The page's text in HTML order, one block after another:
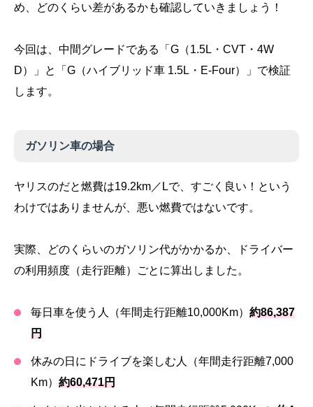
め、どのくらい差があるかも確認していきましょう！
今回は、中間グレードである「G（1.5L・CVT・4W
D）」と「G（ハイブリッド車 1.5L・E-Four）」で検証
します。
ガソリン車の場合
ヤリスのだと燃費は19.2km／Lで、すごく良い！という
わけではありませんが、悪い燃費ではないです。
実際、どのくらいのガソリン代がかかるか、ドライバー
の利用頻度（走行距離）ごとに算出しました。
毎日車を使う人（年間走行距離10,000Km） 約86,387
円
休みの日にドライブを楽しむ人（年間走行距離7,000
Km） 約60,471円